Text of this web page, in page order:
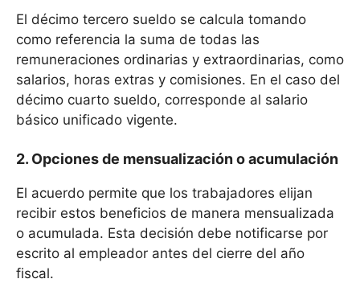
El décimo tercero sueldo se calcula tomando
como referencia la suma de todas las
remuneraciones ordinarias y extraordinarias, como
salarios, horas extras y comisiones. En el caso del
décimo cuarto sueldo, corresponde al salario
básico unificado vigente.
2. Opciones de mensualización o acumulación
El acuerdo permite que los trabajadores elijan
recibir estos beneficios de manera mensualizada
o acumulada. Esta decisión debe notificarse por
escrito al empleador antes del cierre del año
fiscal.